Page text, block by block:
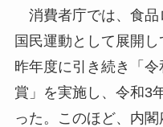
消費者庁では、食品
国民運動として展開し
昨年度に引き続き「
賞」を実施し、令和3
った。このほど、内